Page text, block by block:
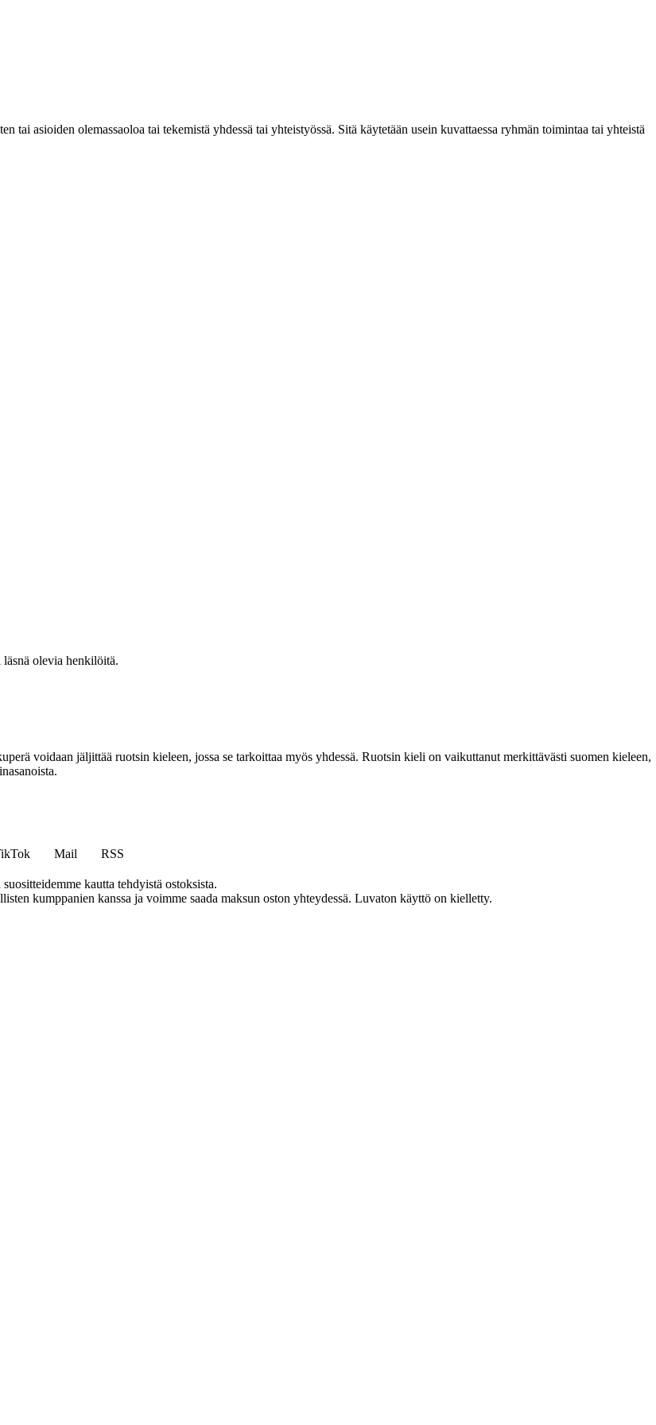
tai asioiden olemassaoloa tai tekemistä yhdessä tai yhteistyössä. Sitä käytetään usein kuvattaessa ryhmän toimintaa tai yhteistä
olevia henkilöitä.
voidaan jäljittää ruotsin kieleen, jossa se tarkoittaa myös yhdessä. Ruotsin kieli on vaikuttanut merkittävästi suomen kieleen,
Mail
RSS
kautta tehdyistä ostoksista.
kumppanien kanssa ja voimme saada maksun oston yhteydessä. Luvaton käyttö on kielletty.